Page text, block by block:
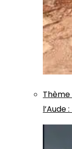
Thème
l’Aude